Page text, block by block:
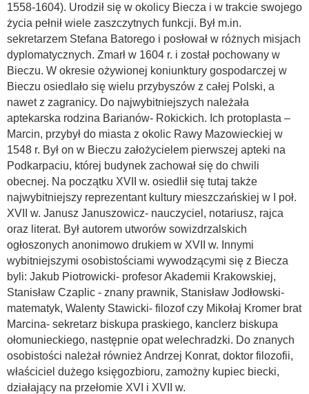
1558-1604). Urodził się w okolicy Biecza i w trakcie swojego
życia pełnił wiele zaszczytnych funkcji. Był m.in.
sekretarzem Stefana Batorego i posłował w różnych misjach
dyplomatycznych. Zmarł w 1604 r. i został pochowany w
Bieczu. W okresie ożywionej koniunktury gospodarczej w
Bieczu osiedlało się wielu przybyszów z całej Polski, a
nawet z zagranicy. Do najwybitniejszych należała
aptekarska rodzina Barianów- Rokickich. Ich protoplasta –
Marcin, przybył do miasta z okolic Rawy Mazowieckiej w
1548 r. Był on w Bieczu założycielem pierwszej apteki na
Podkarpaciu, której budynek zachował się do chwili
obecnej. Na początku XVII w. osiedlił się tutaj także
najwybitniejszy reprezentant kultury mieszczańskiej w I poł.
XVII w. Janusz Januszowicz- nauczyciel, notariusz, rajca
oraz literat. Był autorem utworów sowizdrzalskich
ogłoszonych anonimowo drukiem w XVII w. Innymi
wybitniejszymi osobistościami wywodzącymi się z Biecza
byli: Jakub Piotrowicki- profesor Akademii Krakowskiej,
Stanisław Czaplic - znany prawnik, Stanisław Jodłowski-
matematyk, Walenty Stawicki- filozof czy Mikołaj Kromer brat
Marcina- sekretarz biskupa praskiego, kanclerz biskupa
ołomunieckiego, następnie opat welechradzki. Do znanych
osobistości należał również Andrzej Konrat, doktor filozofii,
właściciel dużego księgozbioru, zamożny kupiec biecki,
działający na przełomie XVI i XVII w.